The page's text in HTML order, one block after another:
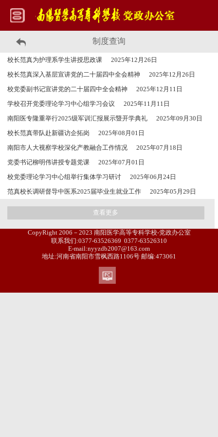
制度查询
校长范真为护理系学生讲授思政课 2025年12月26日
校长范真深入基层宣讲党的二十届四中全会精神 2025年12月26日
校党委副书记宣讲党的二十届四中全会精神 2025年12月11日
学校召开党委理论学习中心组学习会议 2025年11月11日
南阳医专隆重举行2025级军训汇报展示暨开学典礼 2025年09月30日
校长范真带队赴新疆访企拓岗 2025年08月01日
南阳市人大视察学校深化产教融合工作情况 2025年07月18日
党委书记柳明伟讲授专题党课 2025年07月01日
校党委理论学习中心组举行集体学习研讨 2025年06月24日
范真校长调研督导中医系2025届毕业生就业工作 2025年05月29日
查看更多
CopyRight 2006－2023 南阳医学高等专科学校-党政办公室
联系我们:0377-63526369 0377-63526310
E-mail:nyyzdb2007@163.com
地址:河南省南阳市雪枫西路1106号 邮编:473061